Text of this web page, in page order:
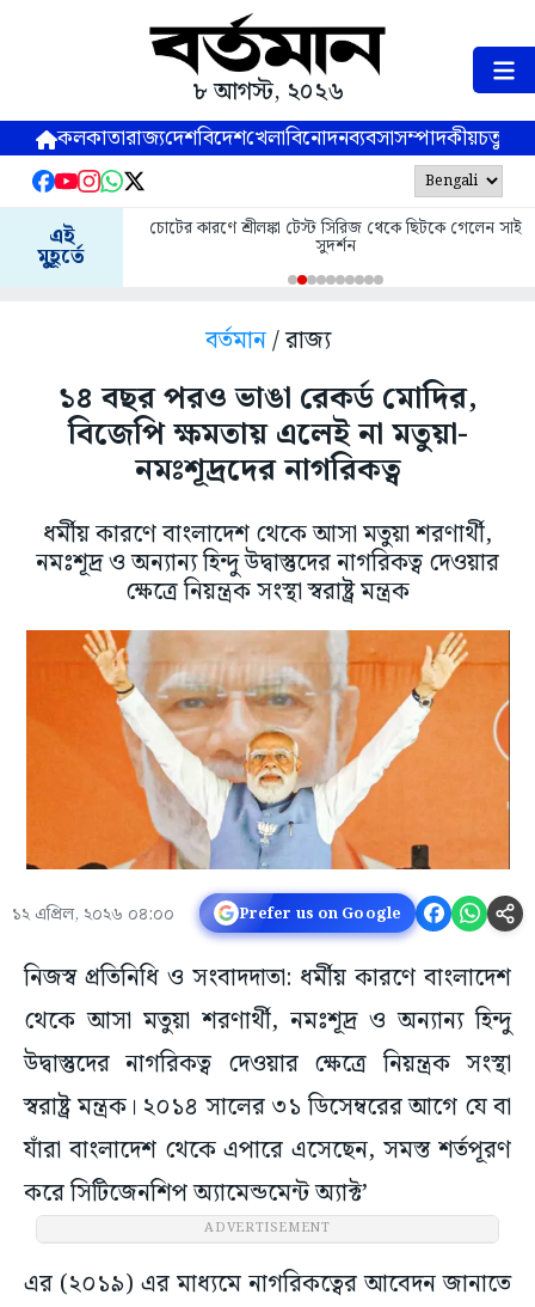
৮ আগস্ট, ২০২৬
কলকাতারাজ্যদেশবিদেশখেলাবিনোদনব্যবসাসম্পাদকীয়
এই
মুহূর্তে
চোটের কারণে শ্রীলঙ্কা টেস্ট সিরিজ থেকে ছিটকে গেলেন সাই
সুদর্শন
বর্তমান/ রাজ্য
১৪ বছর পরও ভাঙা রেকর্ড মোদির,
বিজেপি ক্ষমতায় এলেই না মতুয়া-
নমঃশূদ্রদের নাগরিকত্ব
ধর্মীয় কারণে বাংলাদেশ থেকে আসা মতুয়া শরণার্থী,
নমঃশূদ্র ও অন্যান্য হিন্দু উদ্বাস্তুদের নাগরিকত্ব দেওয়ার
ক্ষেত্রে নিয়ন্ত্রক সংস্থা স্বরাষ্ট্র মন্ত্রক
১২ এপ্রিল, ২০২৬ ০৪:০০ Prefer us on Google
নিজস্ব প্রতিনিধি ও সংবাদদাতা: ধর্মীয় কারণে বাংলাদেশ
থেকে আসা মতুয়া শরণার্থী, নমঃশূদ্র ও অন্যান্য হিন্দু
উদ্বাস্তুদের নাগরিকত্ব দেওয়ার ক্ষেত্রে নিয়ন্ত্রক সংস্থা
স্বরাষ্ট্র মন্ত্রক। ২০১৪ সালের ৩১ ডিসেম্বরের আগে যে বা
যাঁরা বাংলাদেশ থেকে এপারে এসেছেন, সমস্ত শর্তপূরণ
করে সিটিজেনশিপ অ্যামেন্ডমেন্ট অ্যাক্ট’
ADVERTISEMENT
এর (২০১৯) এর মাধ্যমে নাগরিকত্বের আবেদন জানাতে